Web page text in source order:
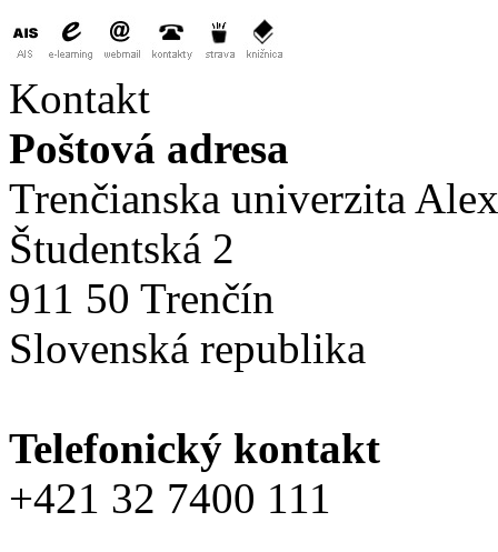
Kontakt
Poštová adresa
Trenčianska univerzita
Študentská 2
911 50 Trenčín
Slovenská republika
Telefonický kontakt
+421 32 7400 111